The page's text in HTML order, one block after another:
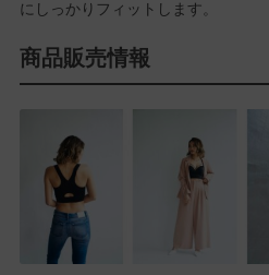
にしっかりフィットします。
商品販売情報